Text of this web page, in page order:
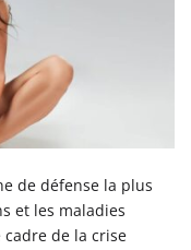
de défense la plus
et les maladies
de la crise